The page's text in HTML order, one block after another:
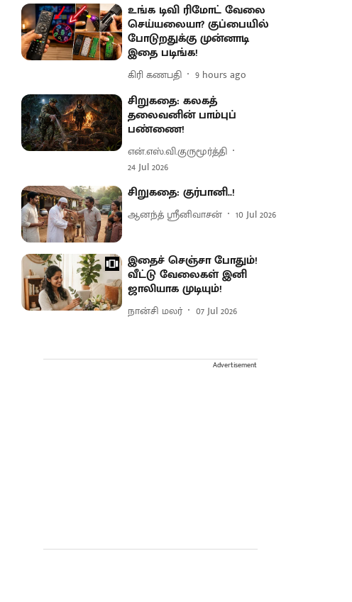
உங்க டிவி ரிமோட் வேலை
செய்யலையா? குப்பையில்
போடுறதுக்கு முன்னாடி
இதை படிங்க!
கிரி கணபதி 9 hours ago
சிறுகதை: கலகத்
தலைவனின் பாம்புப்
பண்ணை!
என்.எஸ்.வி.குருமூர்த்தி
24 Jul 2026
சிறுகதை: குர்பானி..!
ஆனந்த் ஸ்ரீனிவாசன் 10 Jul 2026
இதைச் செஞ்சா போதும்!
வீட்டு வேலைகள் இனி
ஜாலியாக முடியும்!
நான்சி மலர் 07 Jul 2026
Advertisement